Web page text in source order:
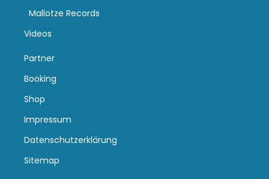
Mallotze Records
Videos
Partner
Booking
Shop
Impressum
Datenschutzerklärung
Sitemap